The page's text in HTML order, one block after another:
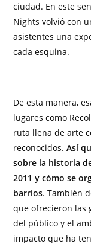
ciudad. En este
Nights volvió con
asistentes una
cada esquina.
De esta manera,
lugares como
ruta llena de arte
reconocidos.Así
sobre la historia
2011 y cómo se
barrios. También
que ofrecieron las
del público y el
impacto que ha